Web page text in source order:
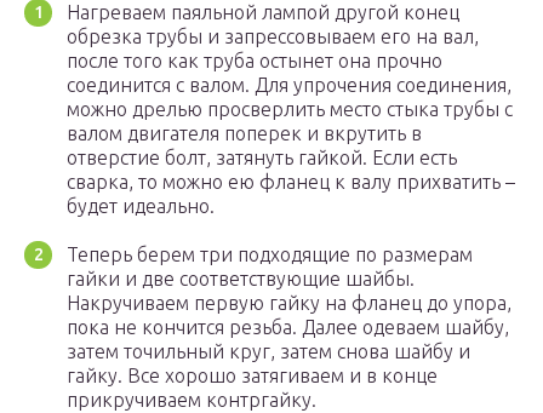
Нагреваем паяльной лампой другой конец
обрезка трубы и запрессовываем его на вал,
после того как труба остынет она прочно
соединится с валом. Для упрочения соединения,
можно дрелью просверлить место стыка трубы с
валом двигателя поперек и вкрутить в
отверстие болт, затянуть гайкой. Если есть
сварка, то можно ею фланец к валу прихватить –
будет идеально.
Теперь берем три подходящие по размерам
гайки и две соответствующие шайбы.
Накручиваем первую гайку на фланец до упора,
пока не кончится резьба. Далее одеваем шайбу,
затем точильный круг, затем снова шайбу и
гайку. Все хорошо затягиваем и в конце
прикручиваем контргайку.